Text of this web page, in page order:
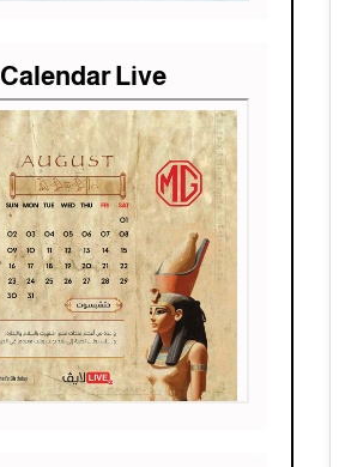
Calendar Live